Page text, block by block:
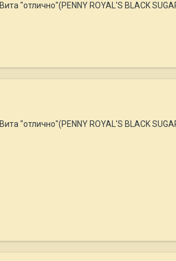
"отлично"(PENNY ROYAL'S BLACK
"отлично"(PENNY ROYAL'S BLACK